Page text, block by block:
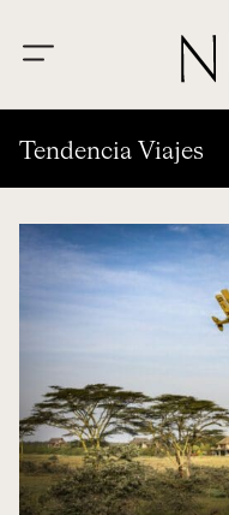
Tendencia Viajes